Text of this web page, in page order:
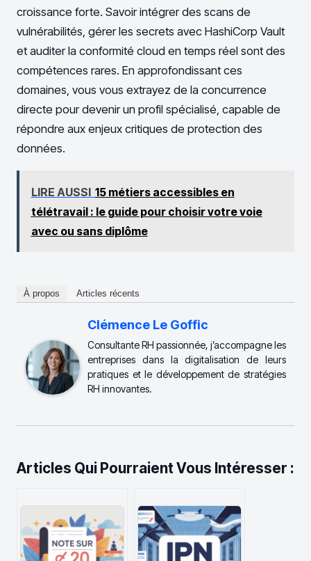
croissance forte. Savoir intégrer des scans de
vulnérabilités, gérer les secrets avec HashiCorp Vault
et auditer la conformité cloud en temps réel sont des
compétences rares. En approfondissant ces
domaines, vous vous extrayez de la concurrence
directe pour devenir un profil spécialisé, capable de
répondre aux enjeux critiques de protection des
données.
LIRE AUSSI 15 métiers accessibles en
télétravail : le guide pour choisir votre voie
avec ou sans diplôme
À propos Articles récents
Clémence Le Goffic
Consultante RH passionnée, j’accompagne les
entreprises dans la digitalisation de leurs
pratiques et le développement de stratégies
RH innovantes.
Articles Qui Pourraient Vous Intéresser :